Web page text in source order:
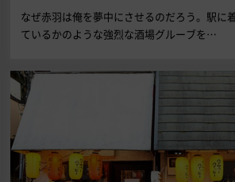
なぜ赤羽は俺を夢中にさせるのだろう。駅に
ているかのような強烈な酒場グルーブを…